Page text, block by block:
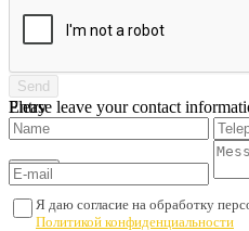
Please leave your contact
Я даю согласие на обработку
Политикой конфиденциальности
Entry